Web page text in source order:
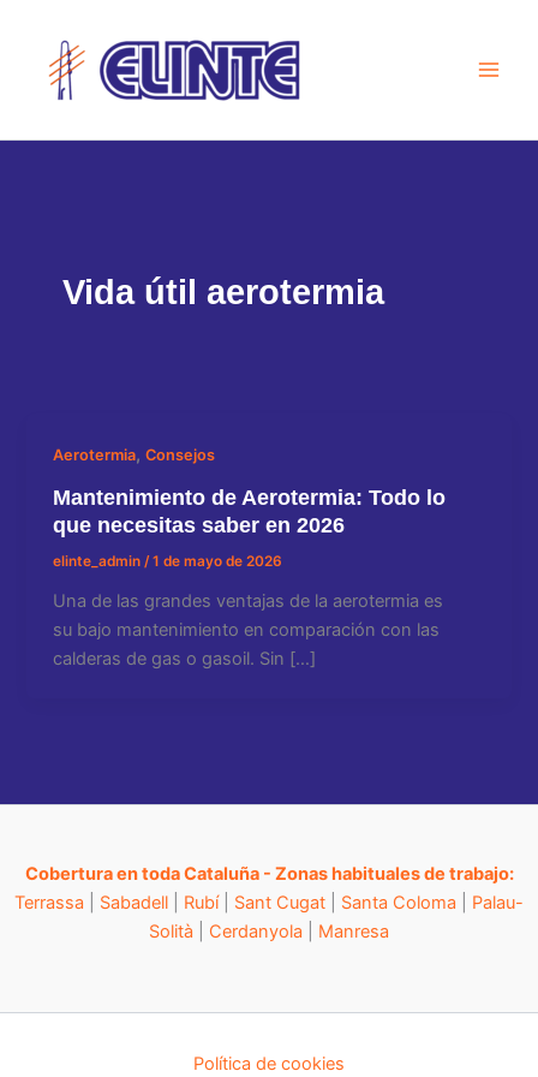
contenido
Vida útil aerotermia
Aerotermia,Consejos
Mantenimiento de Aerotermia: Todo lo
que necesitas saber en 2026
elinte_admin /1 de mayo de 2026
Una de las grandes ventajas de la aerotermia es
su bajo mantenimiento en comparación con las
calderas de gas o gasoil. Sin […]
Cobertura en toda Cataluña - Zonas habituales de trabajo:
Terrassa
Sabadell Rubí| Sant Cugat Santa Coloma
Palau-
Solità
Cerdanyola Manresa
Política de cookies